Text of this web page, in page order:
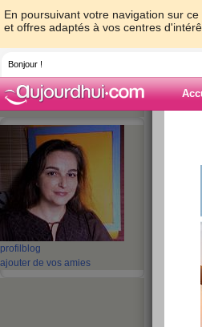
En poursuivant votre navigation sur
et offres adaptés à vos centres
Bonjour !
profil blog
ajouter de vos amies